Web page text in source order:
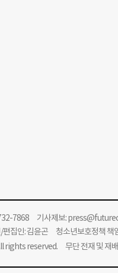
7868 기사제보:
집인: 김윤곤 청소년보호정책 책
rights reserved. 무단 전재 및 재배